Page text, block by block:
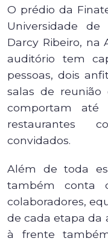
O prédio da
Universidade
Darcy Ribeiro, na
auditório tem
pessoas, dois
salas de reunião
comportam até
restaurantes
convidados.
Além de toda
também conta
colaboradores,
de cada etapa da
à frente